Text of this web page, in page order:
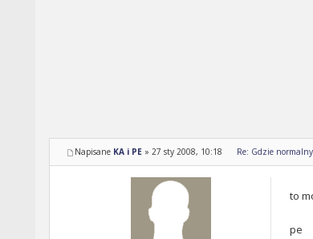
Napisane KA i PE » 27 sty 2008, 10:18 Re: Gdzie
to
pe